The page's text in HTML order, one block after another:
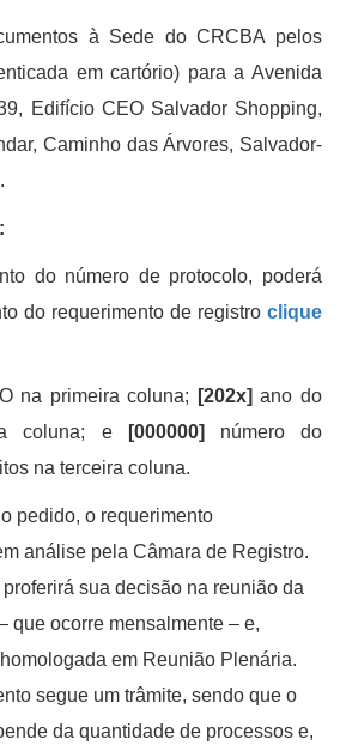
à Sede do CRCBA pelos
em cartório) para a Avenida
Edifício CEO Salvador Shopping,
Caminho das Árvores, Salvador-
do número de protocolo, poderá
do requerimento de registro clique
na primeira coluna; [202x] ano do
coluna; e
[000000]
número do
na terceira coluna.
pedido, o requerimento
análise pela Câmara de Registro.
sua decisão na reunião da
que ocorre mensalmente – e,
em Reunião Plenária.
segue um trâmite, sendo que o
da quantidade de processos e,